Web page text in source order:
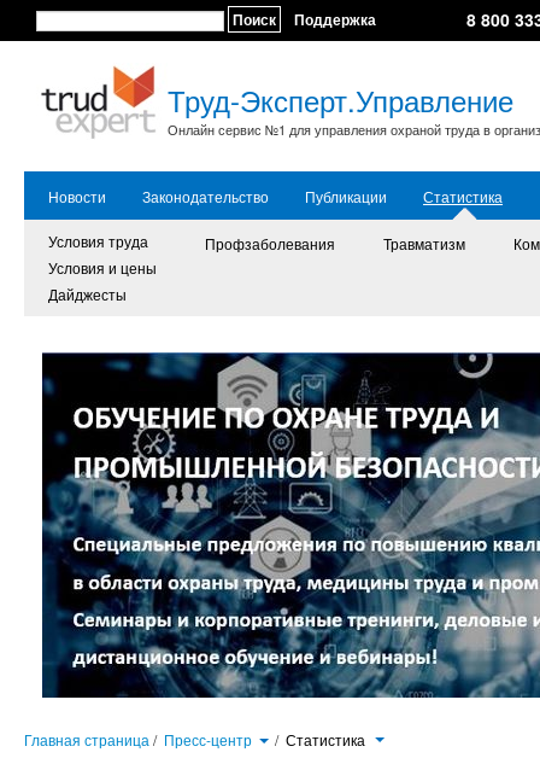
Поиск Поддержка 8 800
Труд-Эксперт.Управление
Онлайн сервис №1 для управления охраной труда в
Новости Законодательство Публикации Статистика
Условия труда
Условия и цены
Дайджесты
Профзаболевания Травматизм
Главная страница / Пресс-центр / Статистика